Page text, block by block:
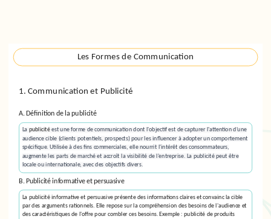
Les Formes de Communication
1. Communication et Publicité
A. Définition de la publicité
La publicitéest une forme de communication dont l'objectif est de capturer l'attention d'une
audience cible (clients potentiels, prospects) pour les influencer à adopter un comportement
spécifique. Utilisée à des fins commerciales, elle nourrit l'intérêt des consommateurs,
augmente les parts de marché et accroît la visibilité de l'entreprise. La publicité peut être
locale ou internationale, avec des objectifs divers.
B. Publicité informative et persuasive
La publicité informative et persuasiveprésente des informations claires et convainc la cible
par des arguments rationnels. Elle repose sur la compréhension des besoins de l'audience et
des caractéristiques de l'offre pour combler ces besoins. Exemple : publicité de produits